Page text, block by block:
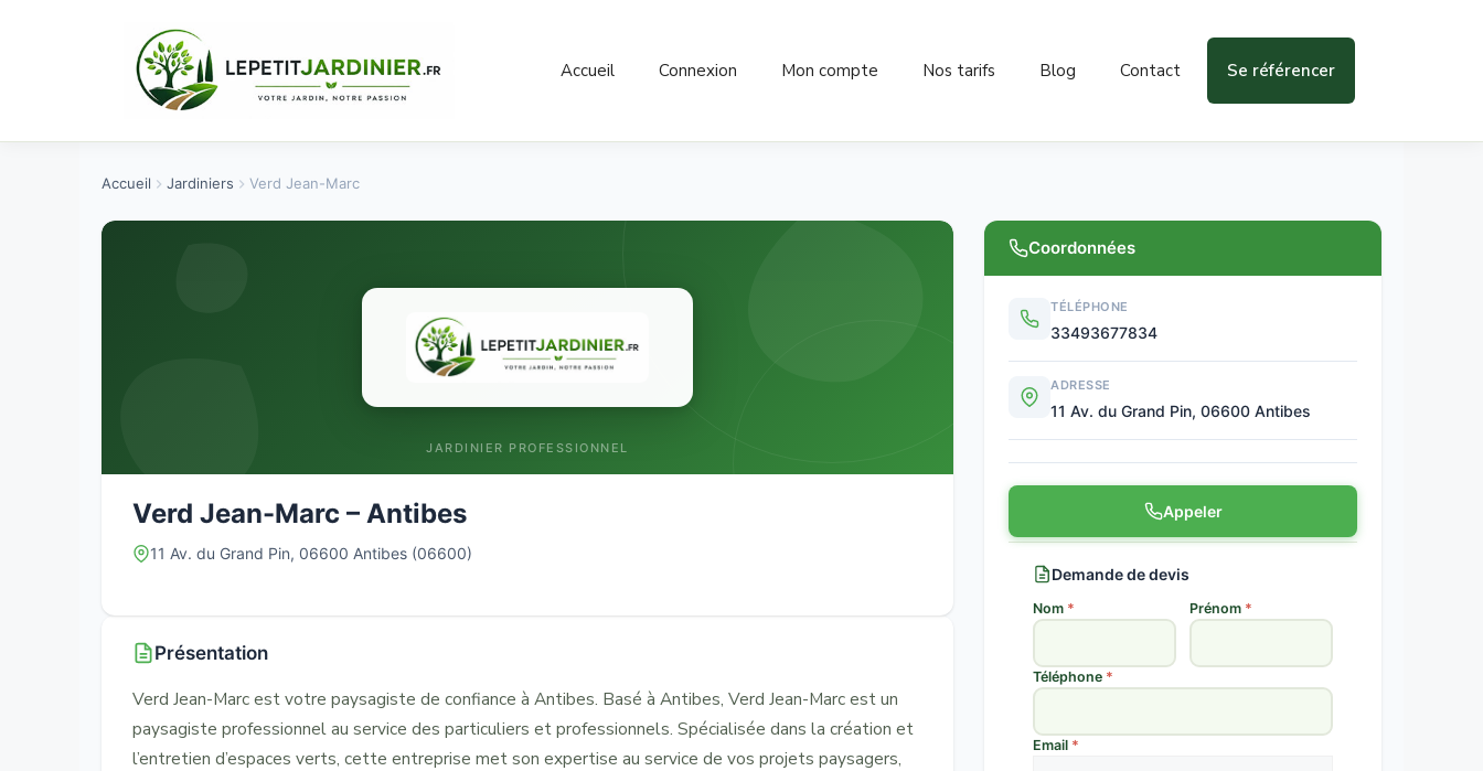
Accueil Connexion Mon compte Nos tarifs Blog Contact Se référencer
Accueil Jardiniers Verd Jean-Marc
JARDINIER PROFESSIONNEL
Verd Jean-Marc – Antibes
11 Av. du Grand Pin, 06600 Antibes (06600)
Présentation
Verd Jean-Marc est votre paysagiste de confiance à Antibes. Basé à Antibes, Verd Jean-Marc est un
paysagiste professionnel au service des particuliers et professionnels. Spécialisée dans la création et
l’entretien d’espaces verts, cette entreprise met son expertise au service de vos projets paysagers,
Coordonnées
TÉLÉPHONE
33493677834
ADRESSE
11 Av. du Grand Pin, 06600 Antibes
Appeler
Demande de devis
Nom * Prénom *
Téléphone *
Email *